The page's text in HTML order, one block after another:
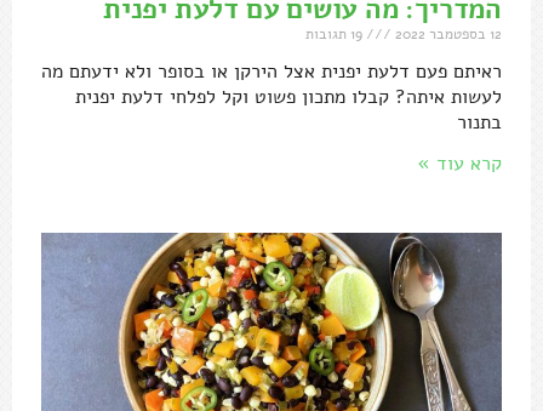
המדריך: מה עושים עם דלעת יפנית
12 בספטמבר 2022
ראיתם פעם דלעת יפנית אצל הירקן או בסופר ולא ידעתם מה
לעשות איתה? קבלו מתכון פשוט וקל לפלחי דלעת יפנית
בתנור
קרא עוד »